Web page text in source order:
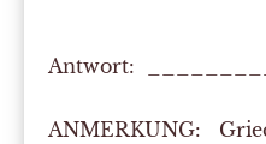
Antwort:
ANMERKUNG: